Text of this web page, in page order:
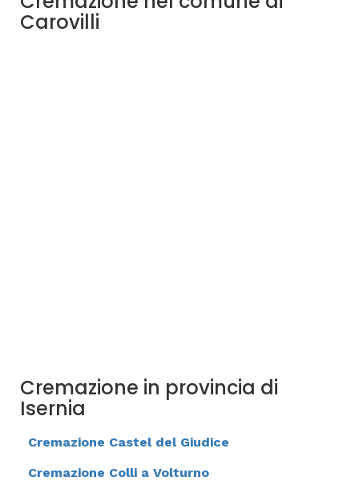
Carovilli
Cremazione in provincia di
Isernia
Cremazione Castel del Giudice
Cremazione Colli a Volturno